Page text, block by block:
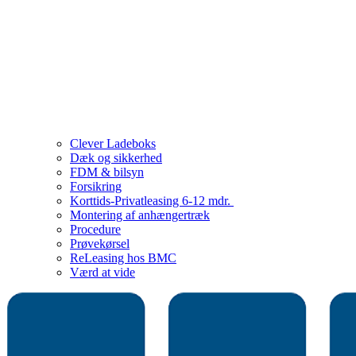
Clever Ladeboks
Dæk og sikkerhed
FDM & bilsyn
Forsikring
Korttids-Privatleasing 6-12 mdr.
Montering af anhængertræk
Procedure
Prøvekørsel
ReLeasing hos BMC
Værd at vide